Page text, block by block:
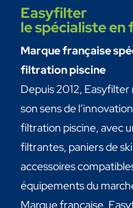
Easyfilter
le spécialiste
Marque française
filtration piscine
Depuis 2012,
son sens de
filtration piscine, avec
filtrantes, paniers de
accessoires
équipements du
Marque française,